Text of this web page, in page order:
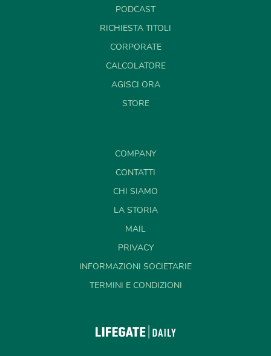
PODCAST
RICHIESTA TITOLI
CORPORATE
CALCOLATORE
AGISCI ORA
STORE
COMPANY
CONTATTI
CHI SIAMO
LA STORIA
MAIL
PRIVACY
INFORMAZIONI SOCIETARIE
TERMINI E CONDIZIONI